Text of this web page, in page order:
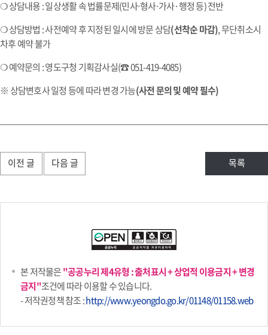
❍ 상담내용 : 일상생활 속 법률문제(민사‧형사‧가사·행정 등) 전반
❍ 상담방법 : 사전예약 후 지정된 일시에 방문 상담(선착순 마감), 무단취소시
차후 예약 불가
❍ 예약문의 : 영도구청 기획감사실(☎ 051-419-4085)
※ 상담변호사 일정 등에 따라 변경 가능(사전 문의 및 예약 필수)
이전 글 다음 글 목록
본 저작물은"공공누리 제4유형 : 출처표시 + 상업적 이용금지 + 변경
금지"조건에 따라 이용할 수 있습니다.
- 저작권정책 참조 :http://www.yeongdo.go.kr/01148/01158.web